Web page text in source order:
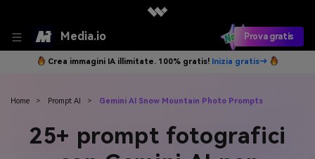
Media.io Prova gratis
Crea immagini IA illimitate. 100% gratis! Inizia gratis→
Home > Prompt AI > Gemini AI Snow Mountain Photo Prompts
25+ prompt fotografici